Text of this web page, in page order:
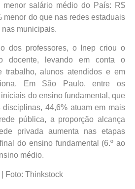
menor salário médio do País: R$
menor do que nas redes estaduais
municipais.
dos professores, o Inep criou o
docente, levando em conta o
trabalho, alunos atendidos e em
Em São Paulo, entre os
do ensino fundamental, que
44,6% atuam em mais
pública, a proporção alcança
privada aumenta nas etapas
do ensino fundamental (6.º ao
médio.
Foto: Thinkstock